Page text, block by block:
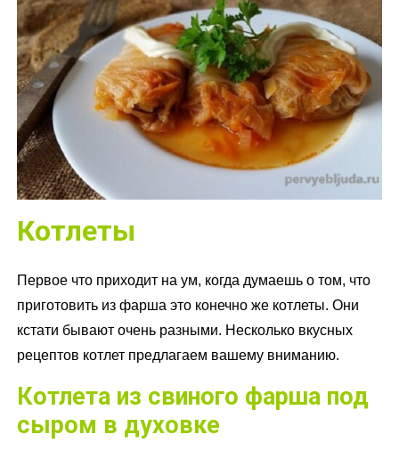
Котлеты
Первое что приходит на ум, когда думаешь о том, что
приготовить из фарша это конечно же котлеты. Они
кстати бывают очень разными. Несколько вкусных
рецептов котлет предлагаем вашему вниманию.
Котлета из свиного фарша под
сыром в духовке